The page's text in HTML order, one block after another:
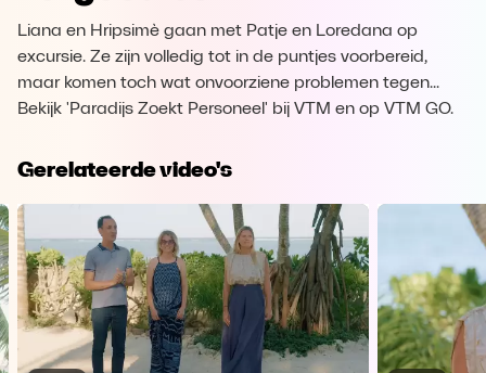
Liana en Hripsimè gaan met Patje en Loredana op
excursie. Ze zijn volledig tot in de puntjes voorbereid,
maar komen toch wat onvoorziene problemen tegen...
Bekijk 'Paradijs Zoekt Personeel' bij VTM en op VTM GO.
Gerelateerde video's